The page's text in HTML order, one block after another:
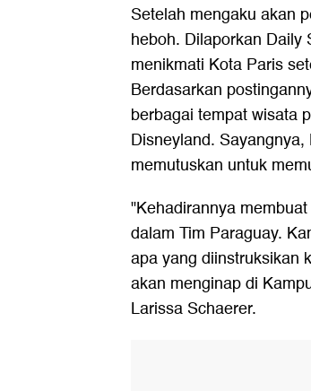
Setelah mengaku akan
heboh. Dilaporkan Daily
menikmati Kota Paris
Berdasarkan
berbagai tempat wisata
Disneyland.
memutuskan untuk
"Kehadirannya
dalam Tim Paraguay.
apa yang diinstruksikan
akan menginap di
Larissa Schaerer.